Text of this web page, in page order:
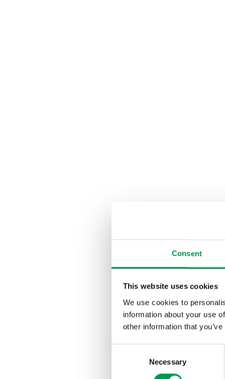
Consent
This website uses cookies
We use cookies to
information about your use
other information that
Necessary